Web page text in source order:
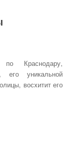
по Краснодару,
уникальной
восхитит его